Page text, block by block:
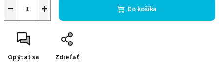
+
− Do košíka
Opýtať sa Zdieľať